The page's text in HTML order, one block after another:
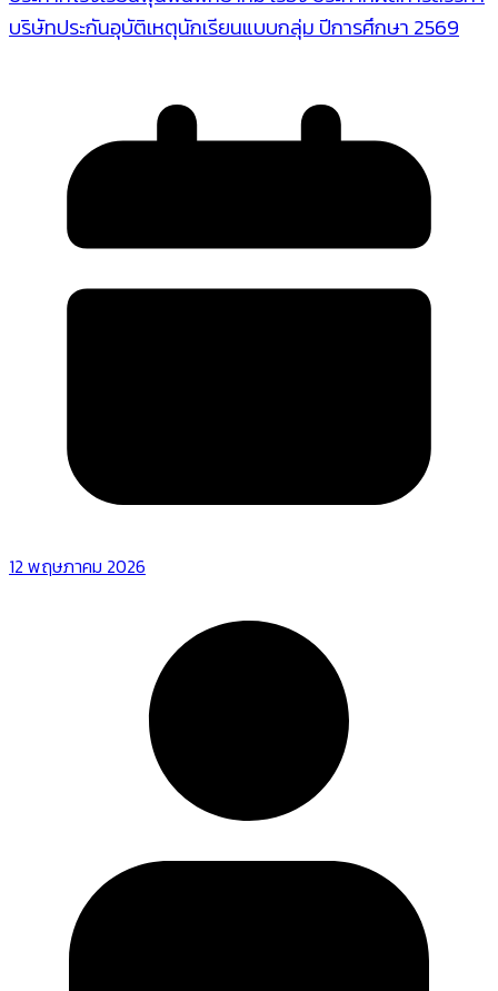
บริษัทประกันอุบัติเหตุนักเรียนแบบกลุ่ม ปีการศึกษา 2569
12 พฤษภาคม 2026